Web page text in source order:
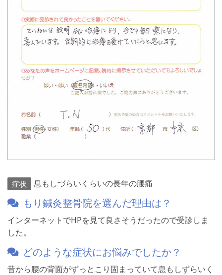
症状 息もしづらいくらいの長年の腰痛
もり鍼灸整骨院を選んだ理由は？
インターネットでHPを見て良さそうだったので受診しま
した。
どのような症状にお悩みでしたか？
昔から腰の背面がずっとこり固まっていて息もしずらいく